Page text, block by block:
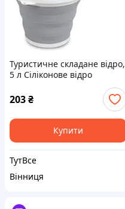
Туристичне складане відро,
5 л Cіліконове відро
203₴
Купити
ТутВсе
Вінниця